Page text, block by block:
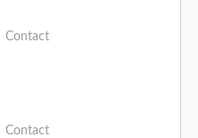
Contact
Contact